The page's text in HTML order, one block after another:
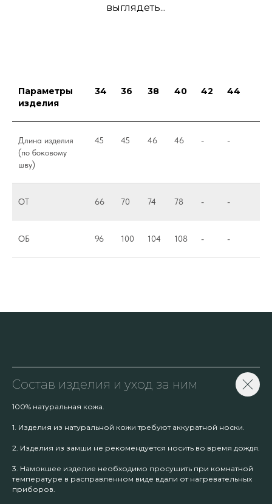
выглядеть...
Параметры
изделия
34 36 38 40 42 44
Длина изделия
(по боковому
шву)
45 45 46 46 - -
ОТ 66 70 74 78 - -
ОБ 96 100 104 108 - -
Состав изделия и уход за ним
100% натуральная кожа.
1. Изделия из натуральной кожи требуют аккуратной носки.
2. Изделия из замши не рекомендуется носить во время дождя.
3. Намокшее изделие необходимо просушить при комнатной
температуре в расправленном виде вдали от нагревательных
приборов.